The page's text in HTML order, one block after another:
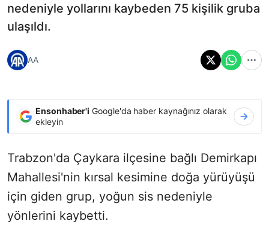
nedeniyle yollarını kaybeden 75 kişilik gruba
ulaşıldı.
AA
Ensonhaber'i Google'da haber kaynağınız olarak
ekleyin
Trabzon'da Çaykara ilçesine bağlı Demirkapı
Mahallesi'nin kırsal kesimine doğa yürüyüşü
için giden grup, yoğun sis nedeniyle
yönlerini kaybetti.